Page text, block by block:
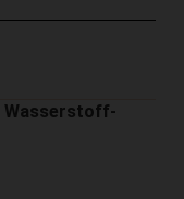
Wasserstoff-